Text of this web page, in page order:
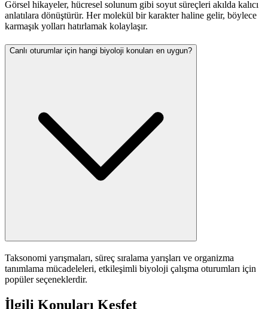
Görsel hikayeler, hücresel solunum gibi soyut süreçleri akılda kalıcı
anlatılara dönüştürür. Her molekül bir karakter haline gelir, böylece
karmaşık yolları hatırlamak kolaylaşır.
Canlı oturumlar için hangi biyoloji konuları en uygun?
Taksonomi yarışmaları, süreç sıralama yarışları ve organizma
tanımlama mücadeleleri, etkileşimli biyoloji çalışma oturumları için
popüler seçeneklerdir.
İlgili Konuları Keşfet